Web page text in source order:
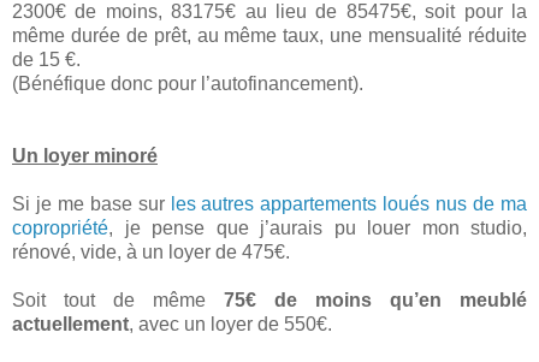
2300€ de moins, 83175€ au lieu de 85475€, soit pour la
même durée de prêt, au même taux, une mensualité réduite
de 15 €.
(Bénéfique donc pour l’autofinancement).
Un loyer minoré
Si je me base sur les autres appartements loués nus de ma
copropriété, je pense que j’aurais pu louer mon studio,
rénové, vide, à un loyer de 475€.
Soit tout de même 75€ de moins qu’en meublé
actuellement, avec un loyer de 550€.